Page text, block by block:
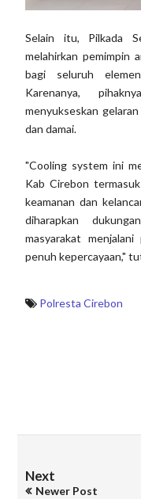
Selain itu, Pilkada
melahirkan pemimpin
bagi seluruh
Karenanya,
menyukseskan
dan damai.
"Cooling system ini
Kab Cirebon
keamanan dan
diharapkan
masyarakat
penuh kepercayaan,"
Polresta Cirebon
Next
Newer Post